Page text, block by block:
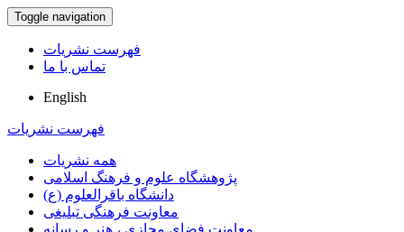
Toggle navigation
فهرست نشریات
تماس با ما
English
فهرست نشریات
همه نشریات
پژوهشگاه علوم و فرهنگ اسلامی
دانشگاه باقرالعلوم (ع)
معاونت فرهنگی تبلیغی
معاونت فضای مجازی ، هنر و رسانه